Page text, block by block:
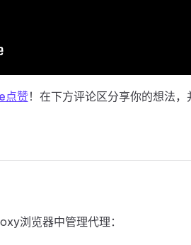
点赞！在下方评论区分享你的想法
浏览器中管理代理：